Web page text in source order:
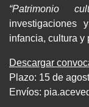
“Patrimonio
investigaciones
infancia, cultura y
Descargar
Plazo: 15 de
Envíos: